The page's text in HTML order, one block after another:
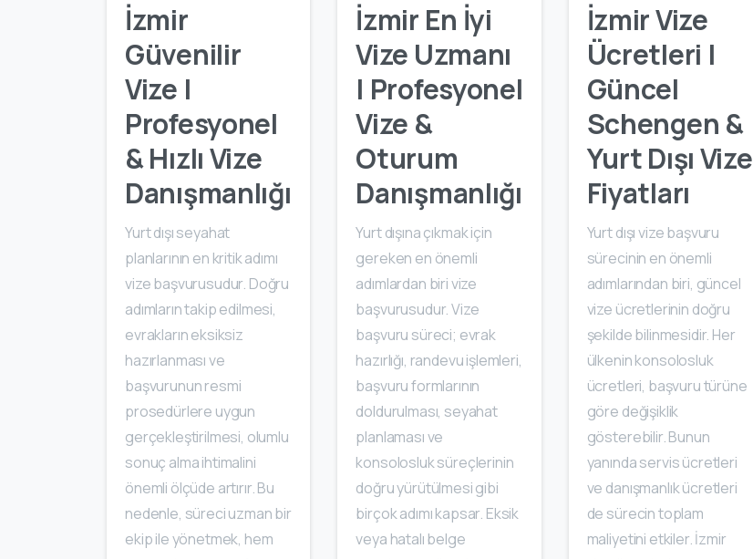
İzmir
Güvenilir
Vize |
Profesyonel
& Hızlı Vize
Danışmanlığı
Yurt dışı seyahat
planlarının en kritik adımı
vize başvurusudur. Doğru
adımların takip edilmesi,
evrakların eksiksiz
hazırlanması ve
başvurunun resmi
prosedürlere uygun
gerçekleştirilmesi, olumlu
sonuç alma ihtimalini
önemli ölçüde artırır. Bu
nedenle, süreci uzman bir
ekip ile yönetmek, hem
İzmir En İyi
Vize Uzmanı
| Profesyonel
Vize &
Oturum
Danışmanlığı
Yurt dışına çıkmak için
gereken en önemli
adımlardan biri vize
başvurusudur. Vize
başvuru süreci; evrak
hazırlığı, randevu işlemleri,
başvuru formlarının
doldurulması, seyahat
planlaması ve
konsolosluk süreçlerinin
doğru yürütülmesi gibi
birçok adımı kapsar. Eksik
veya hatalı belge
İzmir Vize
Ücretleri |
Güncel
Schengen &
Yurt Dışı Vize
Fiyatları
Yurt dışı vize başvuru
sürecinin en önemli
adımlarından biri, güncel
vize ücretlerinin doğru
şekilde bilinmesidir. Her
ülkenin konsolosluk
ücretleri, başvuru türüne
göre değişiklik
gösterebilir. Bunun
yanında servis ücretleri
ve danışmanlık ücretleri
de sürecin toplam
maliyetini etkiler. İzmir